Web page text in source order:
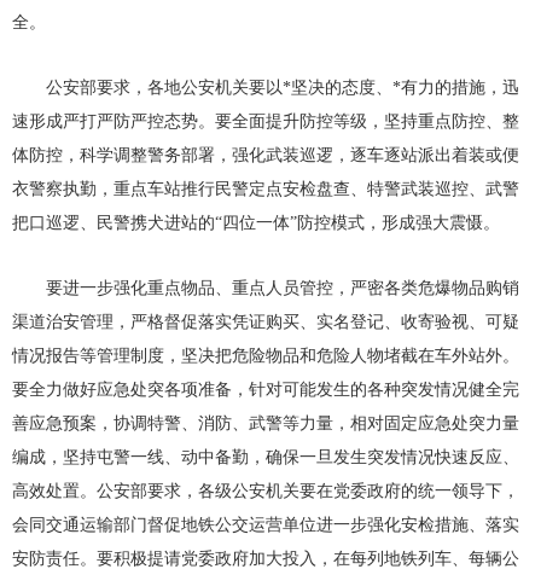
全。
公安部要求，各地公安机关要以*坚决的态度、*有力的措施，迅
速形成严打严防严控态势。要全面提升防控等级，坚持重点防控、整
体防控，科学调整警务部署，强化武装巡逻，逐车逐站派出着装或便
衣警察执勤，重点车站推行民警定点安检盘查、特警武装巡控、武警
把口巡逻、民警携犬进站的“四位一体”防控模式，形成强大震慑。
要进一步强化重点物品、重点人员管控，严密各类危爆物品购销
渠道治安管理，严格督促落实凭证购买、实名登记、收寄验视、可疑
情况报告等管理制度，坚决把危险物品和危险人物堵截在车外站外。
要全力做好应急处突各项准备，针对可能发生的各种突发情况健全完
善应急预案，协调特警、消防、武警等力量，相对固定应急处突力量
编成，坚持屯警一线、动中备勤，确保一旦发生突发情况快速反应、
高效处置。公安部要求，各级公安机关要在党委政府的统一领导下，
会同交通运输部门督促地铁公交运营单位进一步强化安检措施、落实
安防责任。要积极提请党委政府加大投入，在每列地铁列车、每辆公